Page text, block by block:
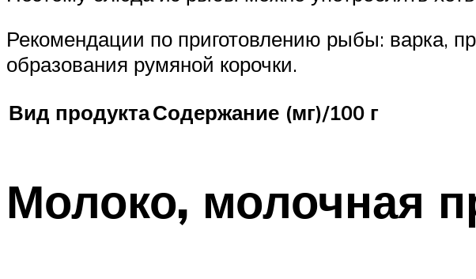
Рекомендации по приготовлению рыбы: варка,
образования румяной корочки.
Вид продуктаСодержание (мг)/100 г
Молоко, молочная